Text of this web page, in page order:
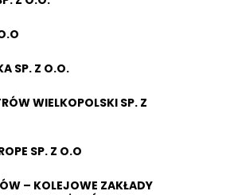
SP. Z O.O.
WIELKOPOLSKI SP. Z
SP. Z O.O
– KOLEJOWE ZAKŁADY